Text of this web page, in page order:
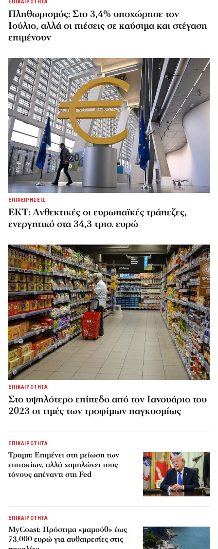
ΕΠΙΚΑΙΡΟΤΗΤΑ
Πληθωρισμός: Στο 3,4% υποχώρησε τον
Ιούλιο, αλλά οι πιέσεις σε καύσιμα και στέγαση
επιμένουν
ΕΠΙΧΕΙΡΗΣΕΙΣ
ΕΚΤ: Ανθεκτικές οι ευρωπαϊκές τράπεζες,
ενεργητικό στα 34,3 τρισ. ευρώ
ΕΠΙΚΑΙΡΟΤΗΤΑ
Στο υψηλότερο επίπεδο από τον Ιανουάριο του
2023 οι τιμές των τροφίμων παγκοσμίως
ΕΠΙΚΑΙΡΟΤΗΤΑ
Τραμπ: Επιμένει στη μείωση των
επιτοκίων, αλλά χαμηλώνει τους
τόνους απέναντι στη Fed
ΕΠΙΚΑΙΡΟΤΗΤΑ
MyCoast: Πρόστιμα «μαμούθ» έως
73.000 ευρώ για αυθαιρεσίες στις